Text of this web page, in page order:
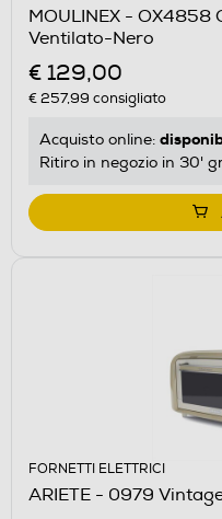
MOULINEX -
Ventilato-Nero
€ 129,00
€ 257,99 consigliato
Acquisto online:
Ritiro in negozio in 30'
FORNETTI ELETTRICI
ARIETE - 0979